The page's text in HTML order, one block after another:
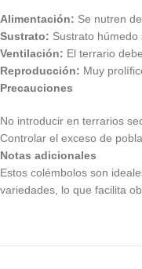
Alimentación: Se nutren
Sustrato: Sustrato húmedo
Ventilación: El terrario
Reproducción: Muy
Precauciones
No introducir en terrarios
Controlar el exceso de
Notas adicionales
Estos colémbolos son
variedades, lo que facilita